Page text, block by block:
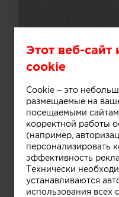
Этот веб-сайт
cookie
Cookie – это
размещаемые на
посещаемыми
корректной работы
(например,
персонализировать
эффективность
Технически
устанавливаются
использования всех